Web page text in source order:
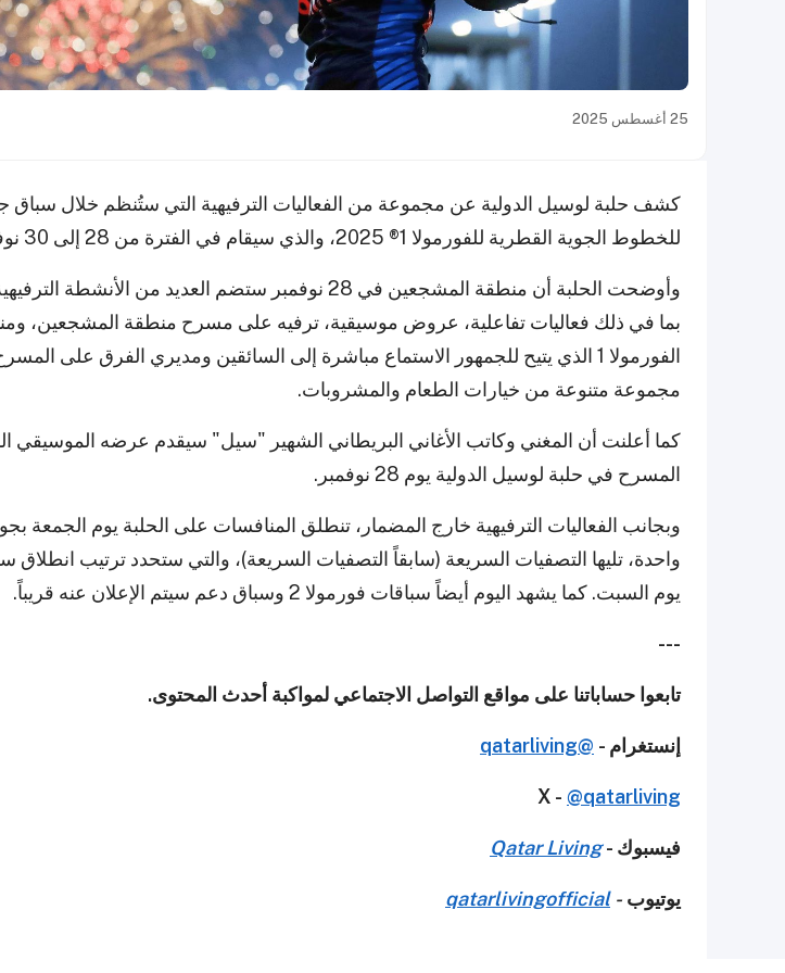
25 أغسطس 2025
كشف حلبة لوسيل الدولية عن مجموعة من الفعاليات الترفيهية التي ستُنظم خلال سباق
للخطوط الجوية القطرية للفورمولا 1® 2025، والذي سيقام في الفترة من 28 إلى 30 نوفمبر.
وأوضحت الحلبة أن منطقة المشجعين في 28 نوفمبر ستضم العديد من
بما في ذلك فعاليات تفاعلية، عروض موسيقية، ترفيه على مسرح منطقة المشجعين،
الفورمولا 1 الذي يتيح للجمهور الاستماع مباشرة إلى السائقين ومديري الفرق على
مجموعة متنوعة من خيارات الطعام والمشروبات.
كما أعلنت أن المغني وكاتب الأغاني البريطاني الشهير "سيل" سيقدم عرضه الموسيقي
المسرح في حلبة لوسيل الدولية يوم 28 نوفمبر.
وبجانب الفعاليات الترفيهية خارج المضمار، تنطلق المنافسات على الحلبة يوم الجمعة
واحدة، تليها التصفيات السريعة (سابقاً التصفيات السريعة)، والتي ستحدد ترتيب انطلاق
يوم السبت. كما يشهد اليوم أيضاً سباقات فورمولا 2 وسباق دعم سيتم الإعلان عنه قريباً.
---
تابعوا حساباتنا على مواقع التواصل الاجتماعي لمواكبة أحدث المحتوى.
إنستغرام - @qatarliving
X - @qatarliving
فيسبوك -Qatar Living
يوتيوب -
qatarlivingofficial